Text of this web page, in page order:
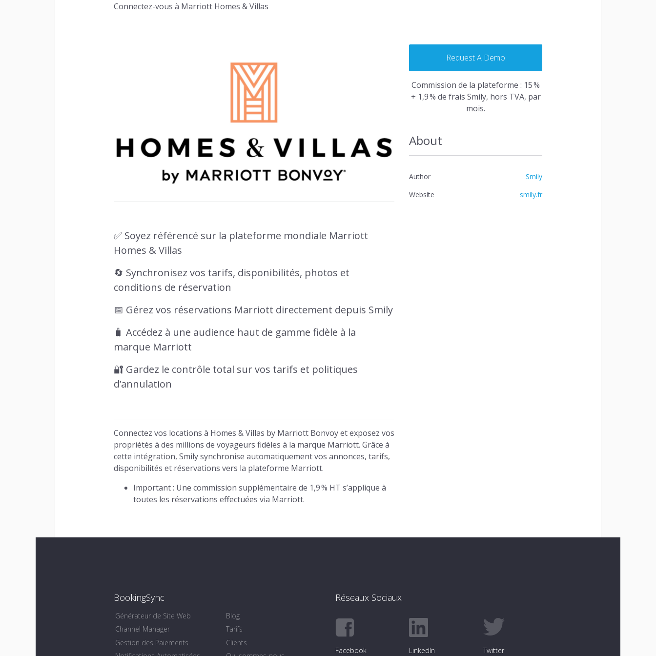
Connectez-vous à Marriott Homes & Villas
✅ Soyez référencé sur la plateforme mondiale Marriott
Homes & Villas
🔄 Synchronisez vos tarifs, disponibilités, photos et
conditions de réservation
📅 Gérez vos réservations Marriott directement depuis Smily
🧳 Accédez à une audience haut de gamme fidèle à la
marque Marriott
🔐 Gardez le contrôle total sur vos tarifs et politiques
d’annulation
Connectez vos locations à Homes & Villas by Marriott Bonvoy et exposez vos
propriétés à des millions de voyageurs fidèles à la marque Marriott. Grâce à
cette intégration, Smily synchronise automatiquement vos annonces, tarifs,
disponibilités et réservations vers la plateforme Marriott.
Important : Une commission supplémentaire de 1,9 % HT s’applique à
toutes les réservations effectuées via Marriott.
Request A Demo
Commission de la plateforme : 15 %
+ 1,9 % de frais Smily, hors TVA, par
mois.
About
Author
Smily
Website
smily.fr
BookingSync
Générateur de Site Web
Channel Manager
Gestion des Paiements
Blog
Tarifs
Clients
Réseaux Sociaux
Facebook LinkedIn Twitter
Accès Propriétaires →
Solutions des Fidélisation →